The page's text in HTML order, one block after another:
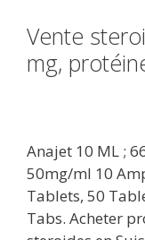
Vente
mg,
Anajet 10 ML ;
50mg/ml 10
Tablets, 50
Tabs. Acheter